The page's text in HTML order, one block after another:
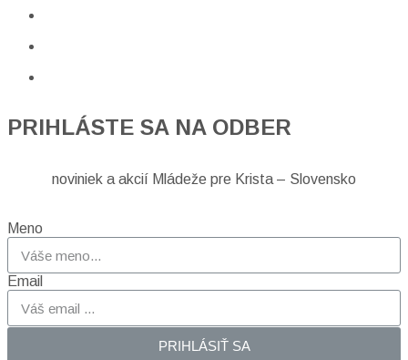
PRIHLÁSTE SA NA ODBER
noviniek a akcií Mládeže pre Krista – Slovensko
Meno
Email
PRIHLÁSIŤ SA